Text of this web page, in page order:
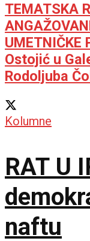
TEMATSKA
UMETNIČKE
Ostojić u
Rodoljuba
Kolumne
RAT U
naftu